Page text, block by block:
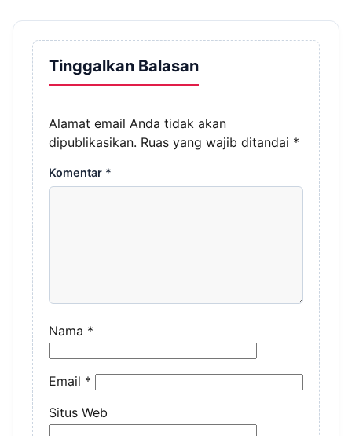
Tinggalkan Balasan
Alamat email Anda tidak akan
dipublikasikan. Ruas yang wajib ditandai *
Komentar *
Nama *
Email *
Situs Web